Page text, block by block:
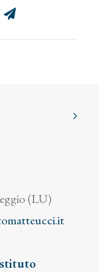
(LU)